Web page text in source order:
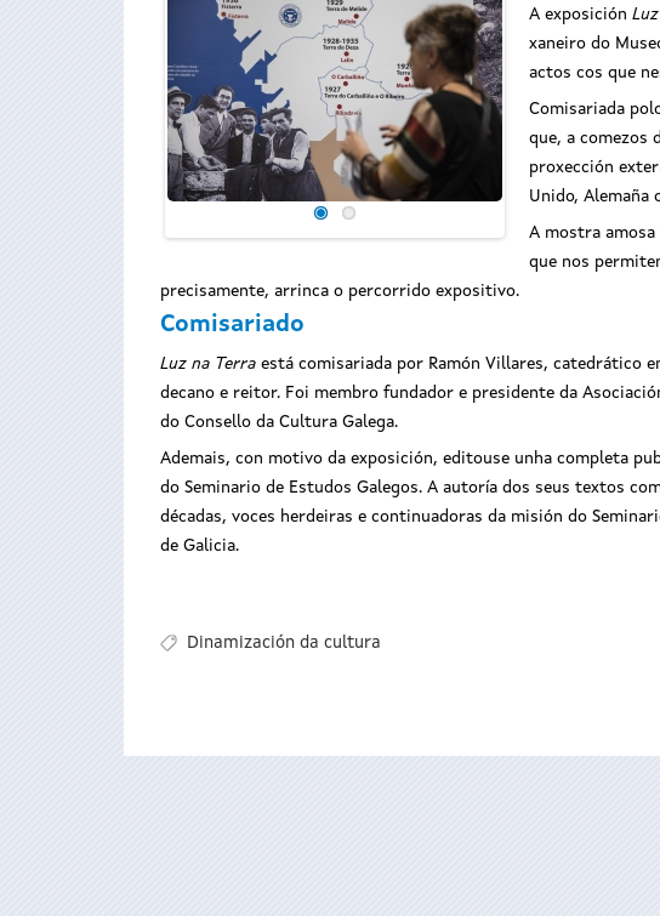
A exposición
xaneiro do
actos cos que
Comisariada
que, a comezos
proxección
Unido, Alemaña
A mostra amosa
que nos
precisamente, arrinca o percorrido expositivo.
Comisariado
Luz na Terra está comisariada por Ramón Villares, catedrático
decano e reitor. Foi membro fundador e presidente da
do Consello da Cultura Galega.
Ademais, con motivo da exposición, editouse unha completa
do Seminario de Estudos Galegos. A autoría dos seus textos
décadas, voces herdeiras e continuadoras da misión do
de Galicia.
Dinamización da cultura